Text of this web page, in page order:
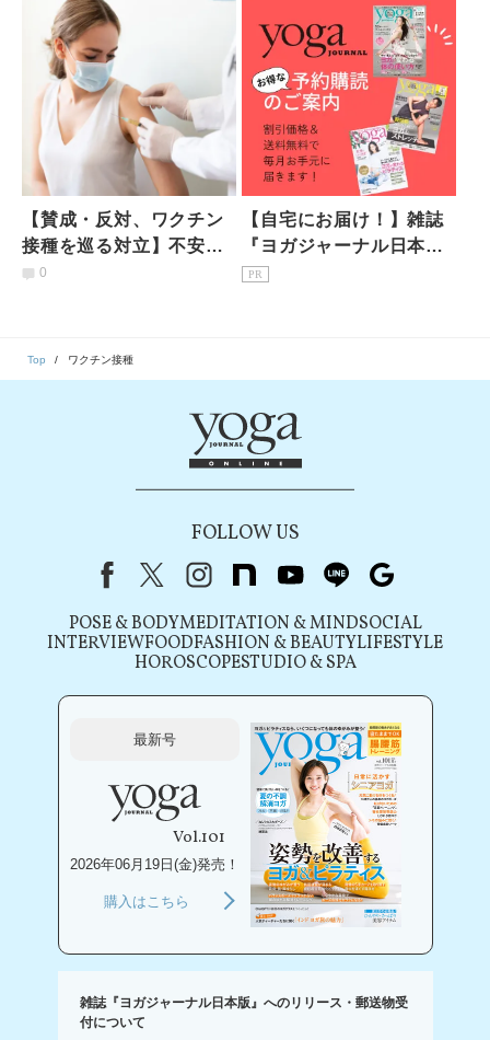
が解説
【賛成・反対、ワクチン
接種を巡る対立】不安が
高まる中で私たちはどう
0
【自宅にお届け！】雑誌
『ヨガジャーナル日本
版』予約購読のご案内
PR
Top ワクチン接種
FOLLOW US
FacebookX（旧Twitter）
instagram
note youtubeline
POSE & BODYMEDITATION & MINDSOCIAL
INTERVIEWFOODFASHION & BEAUTYLIFESTYLE
HOROSCOPESTUDIO & SPA
最新号
Vol.101
2026年06月19日(金)発売！
購入はこちら
雑誌『ヨガジャーナル日本版』へのリリース・郵送物受
付について